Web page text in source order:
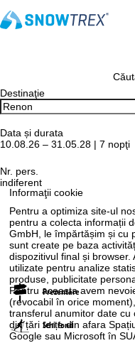
Informaţii cookie
Pentru a optimiza site-ul
pentru a colecta informații
GmbH, le împărtășim și cu
sunt create pe baza
dispozitivul final și
utilizate pentru analize
produse, publicitate
Pentru aceasta avem
(revocabil în orice
transferul anumitor date
din țări terțe din afara
Google sau Microsoft în
Destinaţie
Data și durata
10.08.26 – 31.05.28 | 7 nopţi
Nr. pers.
indiferent
Prezentare
Schi fond